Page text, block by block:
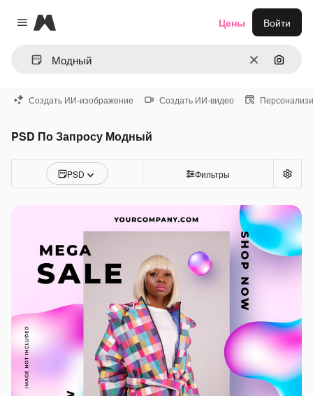
Close menu
Magnific
ОчиститьПоиск
Цены Войти
Создать ИИ-изображение Создать ИИ-видео
PSD По Запросу Модный
PSD Фильтры